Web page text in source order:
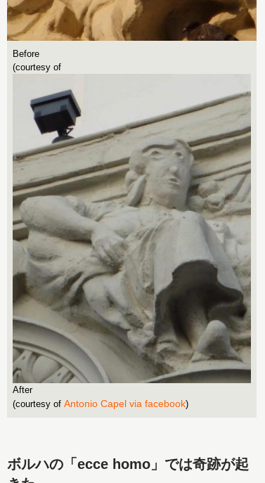
Before
(courtesy of
After
(courtesy of Antonio Capel via facebook)
ボルハの「ecce homo」では奇跡が起